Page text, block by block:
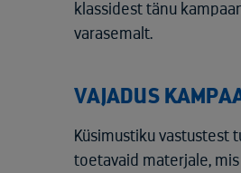
klassidest tänu
varasemalt.
VAJADUS
Küsimustiku vastustest
toetavaid materjale,